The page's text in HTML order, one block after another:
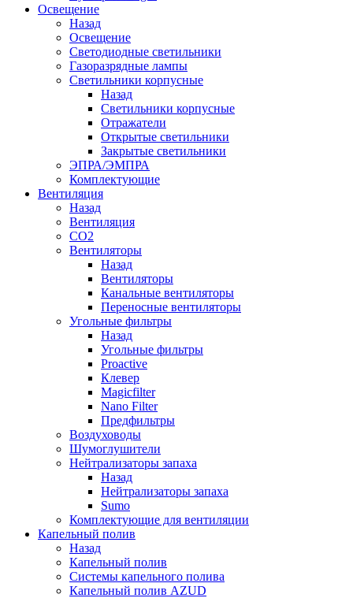
Освещение
Назад
Освещение
Светодиодные светильники
Газоразрядные лампы
Светильники корпусные
Назад
Светильники корпусные
Отражатели
Открытые светильники
Закрытые светильники
ЭПРА/ЭМПРА
Комплектующие
Вентиляция
Назад
Вентиляция
СО2
Вентиляторы
Назад
Вентиляторы
Канальные вентиляторы
Переносные вентиляторы
Угольные фильтры
Назад
Угольные фильтры
Proactive
Клевер
Magicfilter
Nano Filter
Предфильтры
Воздуховоды
Шумоглушители
Нейтрализаторы запаха
Назад
Нейтрализаторы запаха
Sumo
Комплектующие для вентиляции
Капельный полив
Назад
Капельный полив
Системы капельного полива
Капельный полив AZUD